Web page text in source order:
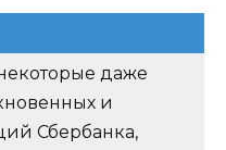
даже
и
Сбербанка,